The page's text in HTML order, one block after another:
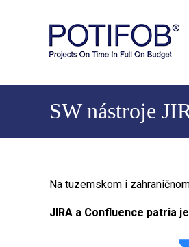
SW nástroje
Na tuzemskom i
JIRA a Confluence patria